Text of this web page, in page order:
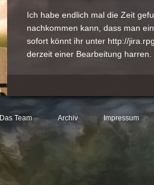
Ich habe endlich mal die Zeit
nachkommen kann, dass man
sofort könnt ihr unter http://
derzeit einer Bearbeitung harren.
Das Team Archiv Impressum